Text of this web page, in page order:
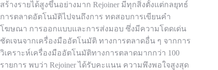
สร้างรายได้สูงขึ้นอย่างมาก Rejoiner มีทุกสิ่งตั้งแต่กลยุทธ์
การตลาดอัตโนมัติไปจนถึงการ ทดสอบการเขียนคำ
โฆษณา การออกแบบและการส่งมอบ ซึ่งมีความโดดเด่น
ชัดเจนจากเครื่องมืออัตโนมัติ ทางการตลาดอื่น ๆ จากการ
วิเคราะห์เครื่องมืออัตโนมัติทางการตลาดมากกว่า 100
รายการ พบว่า Rejoiner ได้รับคะแนน ความพึงพอใจสูงสุด